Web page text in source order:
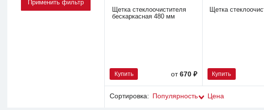
Щетка стеклоочистителя
бескаркасная 480 мм
Купить от670 ₽
Щетка
Купить
Сортировка: Популярность Цена